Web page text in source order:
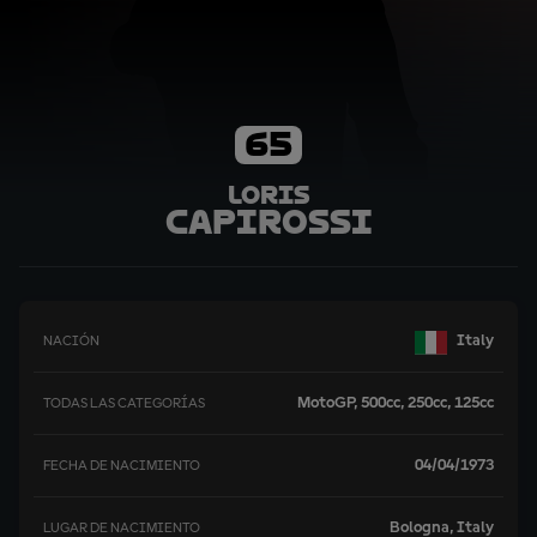
65
Loris
Capirossi
NACIÓN Italy
TODAS LAS CATEGORÍAS MotoGP, 500cc, 250cc, 125cc
FECHA DE NACIMIENTO 04/04/1973
LUGAR DE NACIMIENTO Bologna, Italy